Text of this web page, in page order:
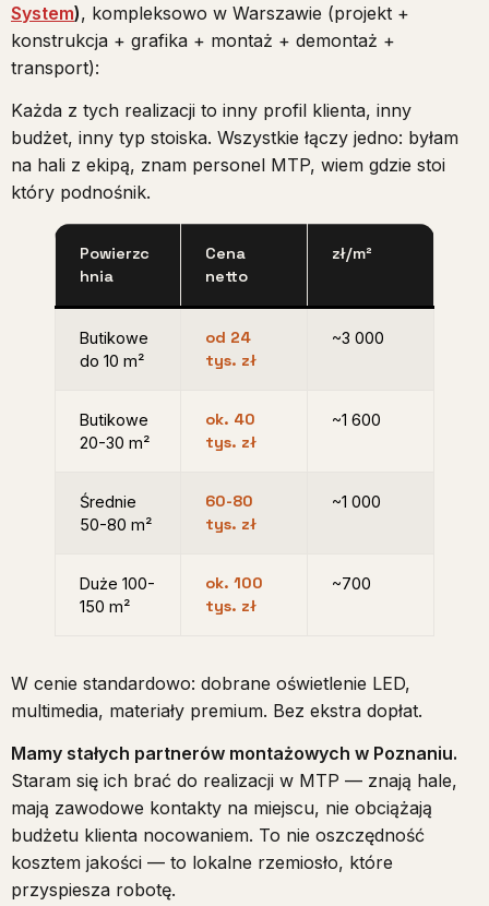
System), kompleksowo w Warszawie (projekt +
konstrukcja + grafika + montaż + demontaż +
transport):
Każda z tych realizacji to inny profil klienta, inny
budżet, inny typ stoiska. Wszystkie łączy jedno: byłam
na hali z ekipą, znam personel MTP, wiem gdzie stoi
który podnośnik.
Powierzc
hnia
Cena
netto
zł/m²
Butikowe
do 10 m²
od 24
tys. zł
~3 000
Butikowe
20-30 m²
ok. 40
tys. zł
~1 600
Średnie
50-80 m²
60-80
tys. zł
~1 000
Duże 100-
150 m²
ok. 100
tys. zł
~700
W cenie standardowo: dobrane oświetlenie LED,
multimedia, materiały premium. Bez ekstra dopłat.
Mamy stałych partnerów montażowych w Poznaniu.
Staram się ich brać do realizacji w MTP — znają hale,
mają zawodowe kontakty na miejscu, nie obciążają
budżetu klienta nocowaniem. To nie oszczędność
kosztem jakości — to lokalne rzemiosło, które
przyspiesza robotę.